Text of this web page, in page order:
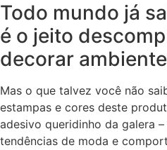
Todo mundo já
é o jeito
decorar
Mas o que talvez você não
estampas e cores deste
adesivo queridinho da galera
tendências de moda e